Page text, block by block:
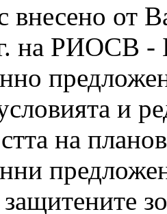
внесено от
на РИОСВ -
и
на
защитените